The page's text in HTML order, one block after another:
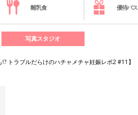
離乳食 優待パス
写真スタジオ
トラブルだらけのハチャメチャ妊娠レポ2 #11】